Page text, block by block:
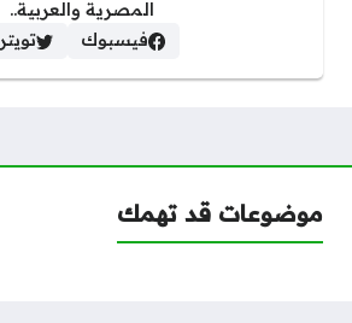
المصرية والعربية..
فيسبوك
تويتر
موضوعات قد تهمك